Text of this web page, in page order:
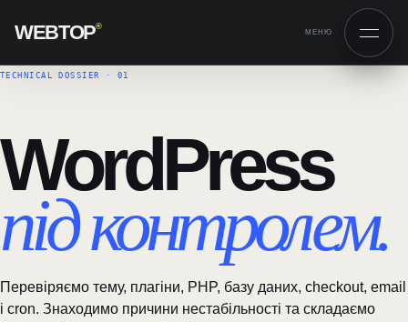
WEBTOP®
МЕНЮ
TECHNICAL DOSSIER · 01
WordPress
під контролем.
Перевіряємо тему, плагіни, PHP, базу даних, checkout, email
і cron. Знаходимо причини нестабільності та складаємо